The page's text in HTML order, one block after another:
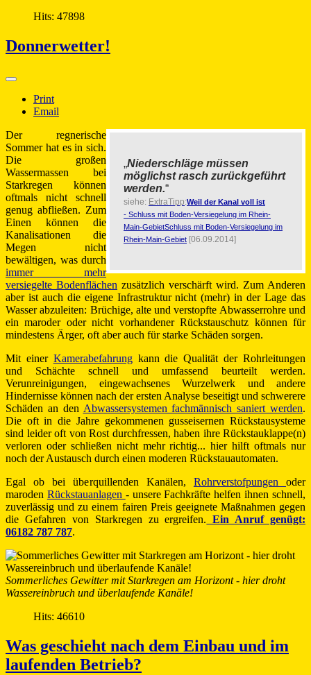
Hits: 47898
Donnerwetter!
Print
Email
„Niederschläge müssen
möglichst rasch zurückgeführt
werden.“
siehe: ExtraTipp:Weil der Kanal voll ist
- Schluss mit Boden-Versiegelung im Rhein-
Main-GebietSchluss mit Boden-Versiegelung im
Rhein-Main-Gebiet [06.09.2014]
Der regnerische
Sommer hat es in sich.
Die großen
Wassermassen bei
Starkregen können
oftmals nicht schnell
genug abfließen. Zum
Einen können die
Kanalisationen die
Megen nicht
bewältigen, was durch
immer mehr
versiegelte Bodenflächen zusätzlich verschärft wird. Zum Anderen
aber ist auch die eigene Infrastruktur nicht (mehr) in der Lage das
Wasser abzuleiten: Brüchige, alte und verstopfte Abwasserrohre und
ein maroder oder nicht vorhandener Rückstauschutz können für
mindestens Ärger, oft aber auch für starke Schäden sorgen.
Mit einer Kamerabefahrungkann die Qualität der Rohrleitungen
und Schächte schnell und umfassend beurteilt werden.
Verunreinigungen, eingewachsenes Wurzelwerk und andere
Hindernisse können nach der ersten Analyse beseitigt und schwerere
Schäden an den Abwassersystemen fachmännisch saniert werden.
Die oft in die Jahre gekommenen gusseisernen Rückstausysteme
sind leider oft von Rost durchfressen, haben ihre Rückstauklappe(n)
verloren oder schließen nicht mehr richtig... hier hilft oftmals nur
noch der Austausch durch einen moderen Rückstauautomaten.
Egal ob bei überquillenden Kanälen, Rohrverstofpungenoder
maroden Rückstauanlagen - unsere Fachkräfte helfen ihnen schnell,
zuverlässig und zu einem fairen Preis geeignete Maßnahmen gegen
die Gefahren von Starkregen zu ergreifen. Ein Anruf genügt:
06182 787 787.
Sommerliches Gewitter mit Starkregen am Horizont - hier droht
Wassereinbruch und überlaufende Kanäle!
Hits: 46610
Was geschieht nach dem Einbau und im
laufenden Betrieb?